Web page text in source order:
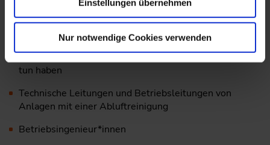
Einstellungen übernehmen
Nur notwendige Cookies verwenden
Das Seminar "Grundlagen der Abluftreinigungstechnik"
richtet sich an:
Berufseinsteigende, die mit Abluftreinigungstechnik zu
tun haben
Technische Leitungen und Betriebsleitungen von
Anlagen mit einer Abluftreinigung
Betriebsingenieur*innen